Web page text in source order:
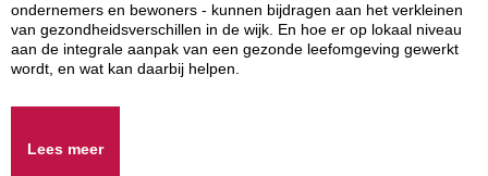
ondernemers en bewoners - kunnen bijdragen aan het verkleinen
van gezondheidsverschillen in de wijk. En hoe er op lokaal niveau
aan de integrale aanpak van een gezonde leefomgeving gewerkt
wordt, en wat kan daarbij helpen.
Lees meer